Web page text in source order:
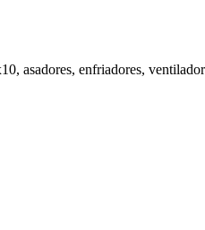
asadores, enfriadores,